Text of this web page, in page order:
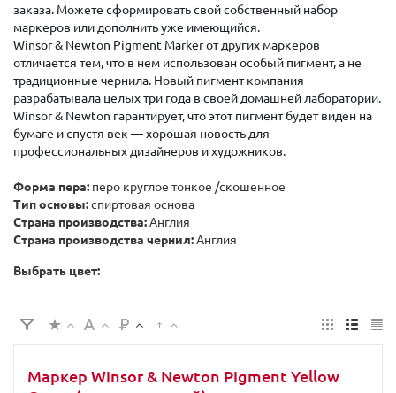
заказа. Можете сформировать свой собственный набор
маркеров или дополнить уже имеющийся.
Winsor & Newton Pigment Marker от других маркеров
отличается тем, что в нем использован особый пигмент, а не
традиционные чернила. Новый пигмент компания
разрабатывала целых три года в своей домашней лаборатории.
Winsor & Newton гарантирует, что этот пигмент будет виден на
бумаге и спустя век — хорошая новость для
профессиональных дизайнеров и художников.
Форма пера: перо круглое тонкое /скошенное
Тип основы:спиртовая основа
Страна производства:Англия
Страна производства чернил:Англия
Выбрать цвет:
Маркер Winsor & Newton Pigment Yellow